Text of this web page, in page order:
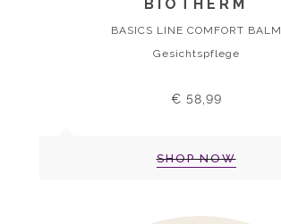
BIOTHERM
BASICS LINE COMFORT BALM
Gesichtspflege
€ 58,99
SHOP NOW